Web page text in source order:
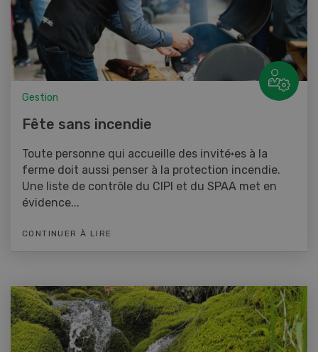
Gestion
Fête sans incendie
Toute personne qui accueille des invité·es à la
ferme doit aussi penser à la protection incendie.
Une liste de contrôle du CIPI et du SPAA met en
évidence...
CONTINUER À LIRE